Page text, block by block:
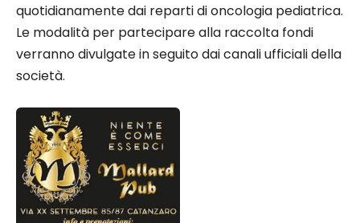
quotidianamente dai reparti di oncologia pediatrica.
Le modalità per partecipare alla raccolta fondi
verranno divulgate in seguito dai canali ufficiali della
società.